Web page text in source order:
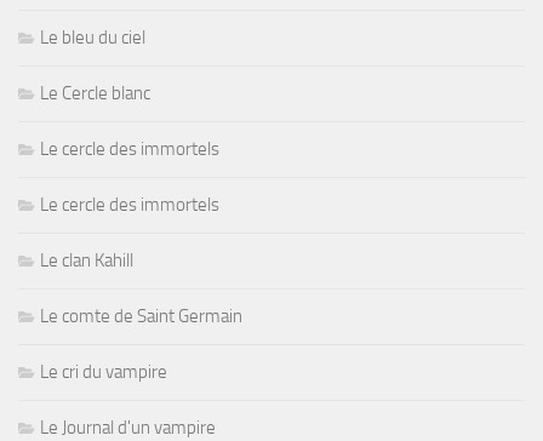
Le bleu du ciel
Le Cercle blanc
Le cercle des immortels
Le cercle des immortels
Le clan Kahill
Le comte de Saint Germain
Le cri du vampire
Le Journal d'un vampire